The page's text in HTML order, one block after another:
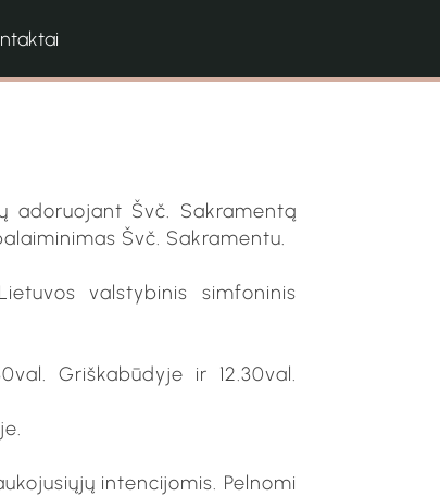
adoruojant Švč. Sakramentą
Švč. Sakramentu.
valstybinis simfoninis
Griškabūdyje ir 12.30val.
intencijomis. Pelnomi